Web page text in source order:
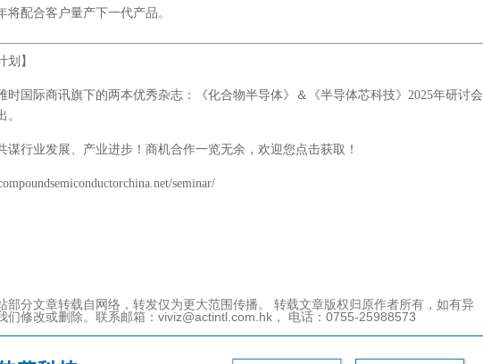
将配合客户量产下一代产品。
划】
时国际商讯旗下的两本优秀杂志：《化合物半导体》＆《半导体芯科技》2025年研讨会
。
谋行业发展、产业进步！商机合作一览无余，欢迎您点击获取！
seminar/
部分文章转载自网络，转发仅为更大范围传播。 转载文章版权归原作者所有，如有异
们修改或删除。联系邮箱：viviz@actintl.com.hk， 电话：0755-25988573